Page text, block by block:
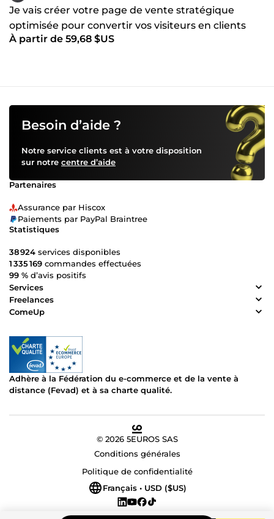
Je vais créer votre page de vente stratégique
optimisée pour convertir vos visiteurs en clients
À partir de 59,68 $US
Besoin d’aide ?
Notre service clients est à votre disposition
sur notre centre d’aide
Partenaires
Assurance par Hiscox
Paiements par PayPal Braintree
Statistiques
38 924 services disponibles
1 335 169 commandes effectuées
99 % d’avis positifs
Services
Freelances
ComeUp
Adhère à la Fédération du e-commerce et de la vente à
distance (Fevad) et à sa charte qualité.
© 2026 5EUROS SAS
Conditions générales
Politique de confidentialité
Français • USD ($US)